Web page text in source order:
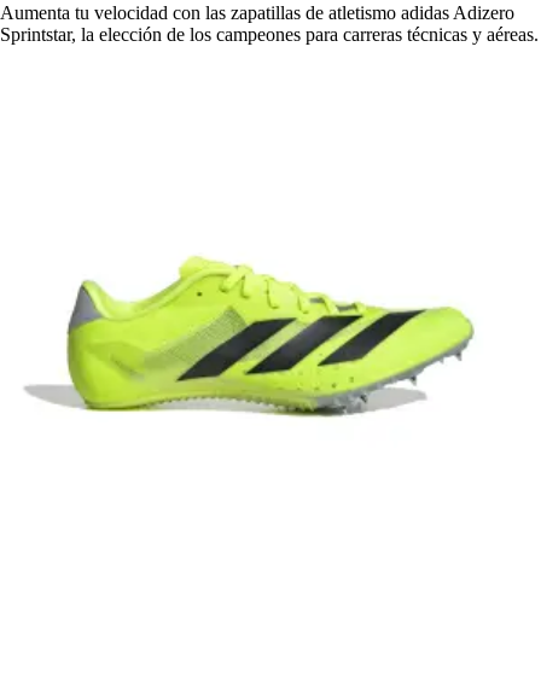
Aumenta tu velocidad con las zapatillas de atletismo adidas Adizero
Sprintstar, la elección de los campeones para carreras técnicas y aéreas.